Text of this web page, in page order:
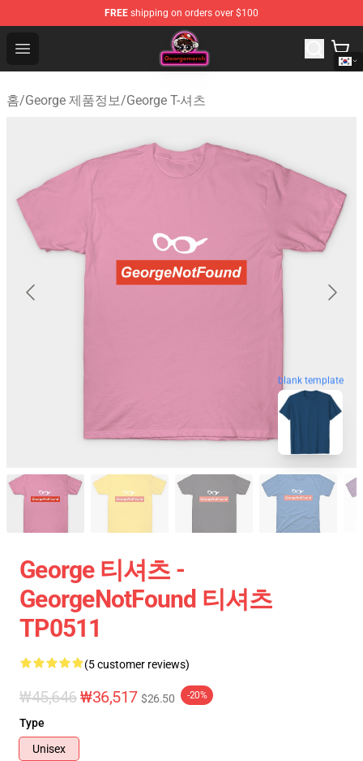
FREE shipping on orders over $100
Open menu
George Store - Official George Merchandise Shop
홈/George 제품정보/George T-셔츠
blank template
George 티셔츠 -
GeorgeNotFound 티셔츠
TP0511
(5 customer reviews)
₩45,646₩36,517 $26.50 -20%
Type
Unisex